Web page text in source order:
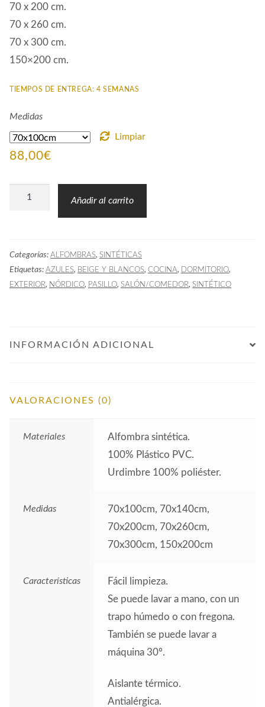
70 x 200 cm.
70 x 260 cm.
70 x 300 cm.
150×200 cm.
TIEMPOS DE ENTREGA: 4 SEMANAS
Medidas
Limpiar
88,00€
Alfombra
Denim
cantidad
Añadir al carrito
Categorías: ALFOMBRAS, SINTÉTICAS
Etiquetas: AZULES, BEIGE Y BLANCOS, COCINA, DORMITORIO,
EXTERIOR, NÓRDICO, PASILLO, SALÓN/COMEDOR, SINTÉTICO
INFORMACIÓN ADICIONAL
VALORACIONES (0)
Materiales
Alfombra sintética.
100% Plástico PVC.
Urdimbre 100% poliéster.
Medidas
70x100cm, 70x140cm,
70x200cm, 70x260cm,
70x300cm, 150x200cm
Características
Fácil limpieza.
Se puede lavar a mano, con un
trapo húmedo o con fregona.
También se puede lavar a
máquina 30º.
Aislante térmico.
Antialérgica.